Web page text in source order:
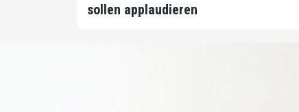
sollen applaudieren